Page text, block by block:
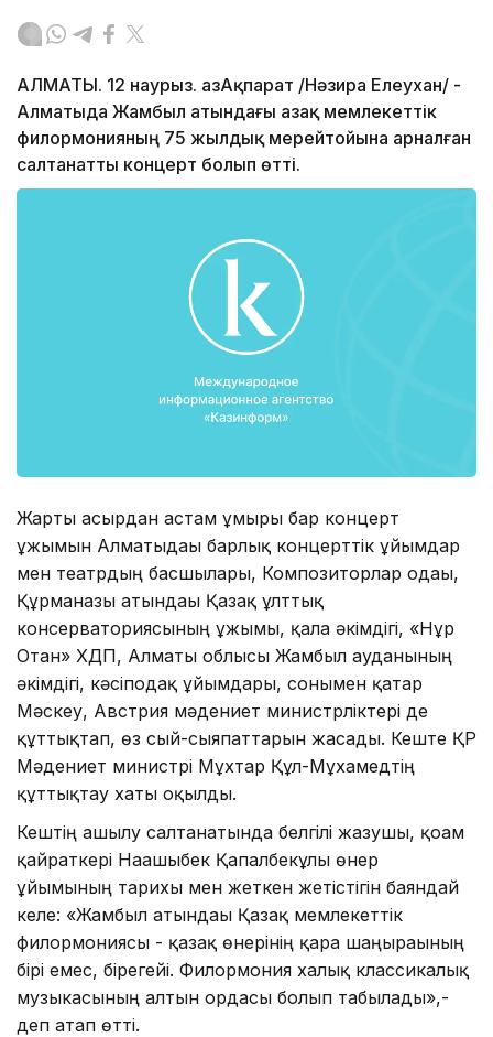
АЛМАТЫ. 12 наурыз. ҚазАқпарат /Нәзира Елеухан/ -
Алматыда Жамбыл атындағы Қазақ мемлекеттік
филормонияның 75 жылдық мерейтойына арналған
салтанатты концерт болып өтті.
Жарты ғасырдан астам ғұмыры бар концерт
ұжымын Алматыдағы барлық концерттік ұйымдар
мен театрдың басшылары, Композиторлар одағы,
Құрманғазы атындағы Қазақ ұлттық
консерваториясының ұжымы, қала әкімдігі, «Нұр
Отан» ХДП, Алматы облысы Жамбыл ауданының
әкімдігі, кәсіподақ ұйымдары, сонымен қатар
Мәскеу, Австрия мәдениет министрліктері де
құттықтап, өз сый-сыяпаттарын жасады. Кеште ҚР
Мәдениет министрі Мұхтар Құл-Мұхамедтің
құттықтау хаты оқылды.
Кештің ашылу салтанатында белгілі жазушы, қоғам
қайраткері Нағашыбек Қапалбекұлы өнер
ұйымының тарихы мен жеткен жетістігін баяндай
келе: «Жамбыл атындағы Қазақ мемлекеттік
филормониясы - қазақ өнерінің қара шаңырағының
бірі емес, бірегейі. Филормония халық классикалық
музыкасының алтын ордасы болып табылады»,-
деп атап өтті.